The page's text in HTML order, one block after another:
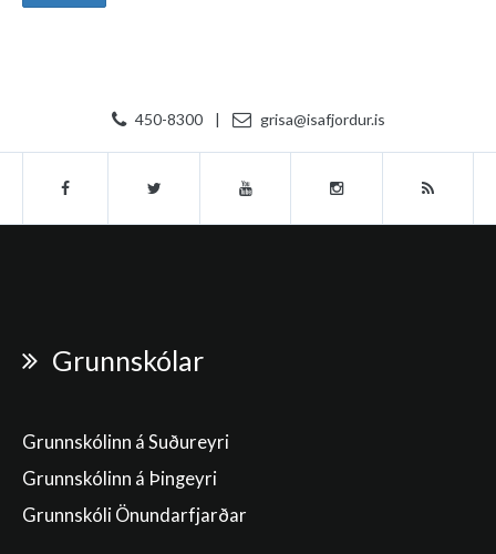
450-8300 | grisa@isafjordur.is
Grunnskólar
Grunnskólinn á Suðureyri
Grunnskólinn á Þingeyri
Grunnskóli Önundarfjarðar